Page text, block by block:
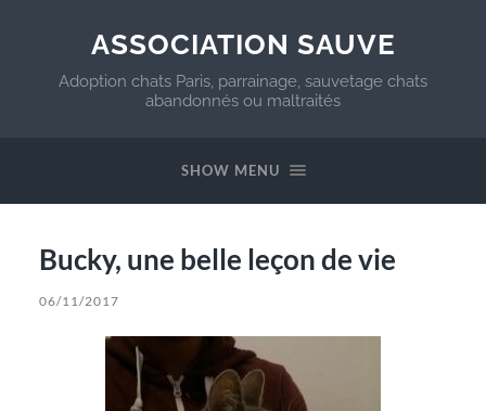
ASSOCIATION SAUVE
Adoption chats Paris, parrainage, sauvetage chats
abandonnés ou maltraités
SHOW MENU
Bucky, une belle leçon de vie
06/11/2017